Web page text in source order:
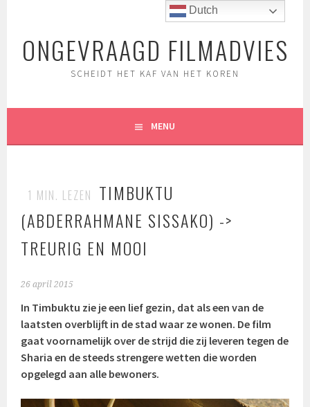
inhoudONGEVRAAGD FILMADVIES
SCHEIDT HET KAF VAN HET KOREN
MENU
1 MIN. LEZEN TIMBUKTU
(ABDERRAHMANE SISSAKO) ->
TREURIG EN MOOI
26 april 2015
In Timbuktu zie je een lief gezin, dat als een van de
laatsten overblijft in de stad waar ze wonen. De film
gaat voornamelijk over de strijd die zij leveren tegen de
Sharia en de steeds strengere wetten die worden
opgelegd aan alle bewoners.
Dutch